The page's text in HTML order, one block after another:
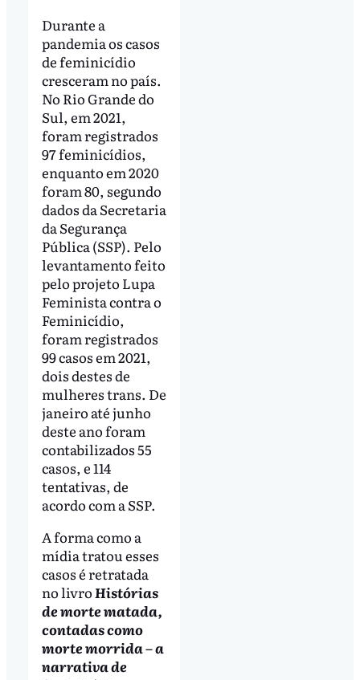
Durante a
pandemia os casos
de feminicídio
cresceram no país.
No Rio Grande do
Sul, em 2021,
foram registrados
97 feminicídios,
enquanto em 2020
foram 80, segundo
dados da Secretaria
da Segurança
Pública (SSP). Pelo
levantamento feito
pelo projeto Lupa
Feminista contra o
Feminicídio,
foram registrados
99 casos em 2021,
dois destes de
mulheres trans. De
janeiro até junho
deste ano foram
contabilizados 55
casos, e 114
tentativas, de
acordo com a SSP.
A forma como a
mídia tratou esses
casos é retratada
no livroHistórias
de morte matada,
contadas como
morte morrida – a
narrativa de